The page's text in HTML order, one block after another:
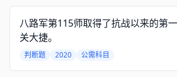
八路军第115师取得了抗战以来的第
关大捷。
判断题 2020 公需科目